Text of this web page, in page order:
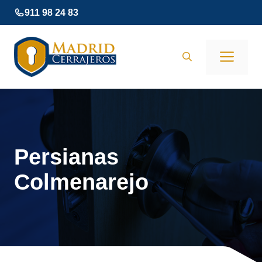
Saltar
al
contenido
911 98 24 83
Persianas
Colmenarejo